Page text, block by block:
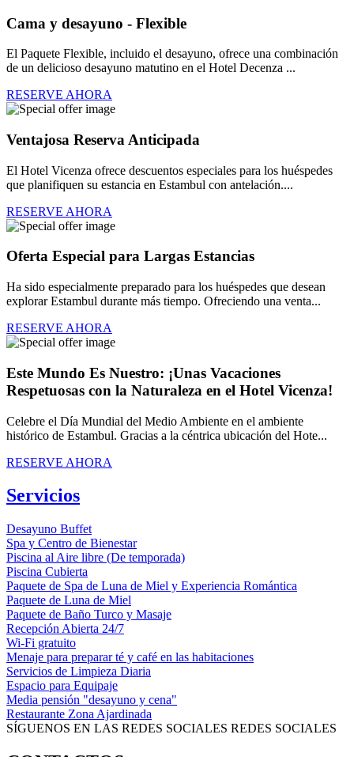
Cama y desayuno - Flexible
El Paquete Flexible, incluido el desayuno, ofrece una combinación
de un delicioso desayuno matutino en el Hotel Decenza ...
RESERVE AHORA
Ventajosa Reserva Anticipada
El Hotel Vicenza ofrece descuentos especiales para los huéspedes
que planifiquen su estancia en Estambul con antelación....
RESERVE AHORA
Oferta Especial para Largas Estancias
Ha sido especialmente preparado para los huéspedes que desean
explorar Estambul durante más tiempo. Ofreciendo una venta...
RESERVE AHORA
Este Mundo Es Nuestro: ¡Unas Vacaciones
Respetuosas con la Naturaleza en el Hotel Vicenza!
Celebre el Día Mundial del Medio Ambiente en el ambiente
histórico de Estambul. Gracias a la céntrica ubicación del Hote...
RESERVE AHORA
Servicios
Desayuno Buffet
Spa y Centro de Bienestar
Piscina al Aire libre (De temporada)
Piscina Cubierta
Paquete de Spa de Luna de Miel y Experiencia Romántica
Paquete de Luna de Miel
Paquete de Baño Turco y Masaje
Recepción Abierta 24/7
Wi-Fi gratuito
Menaje para preparar té y café en las habitaciones
Servicios de Limpieza Diaria
Espacio para Equipaje
Media pensión "desayuno y cena"
Restaurante Zona Ajardinada
SÍGUENOS EN LAS REDES SOCIALES REDES SOCIALES